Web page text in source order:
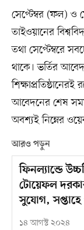
সেপ্টেম্বর (ফল) ও
তাইওয়ানের
তথা সেপ্টেম্বরে
থাকে। ভর্তির
শিক্ষাপ্রতিষ্ঠানেরই
আবেদনের শেষ
অবশ্যই নিম্নের
আরও পড়ুন
ফিনল্যান্ডে
টোয়েফল
সুযোগ,
১৪ আগস্ট ২০২৪